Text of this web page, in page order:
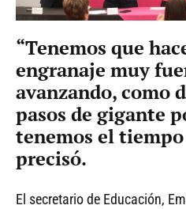
“Tenemos que
engranaje muy
avanzando, como
pasos de gigante
tenemos el
precisó.
El secretario de Educación,